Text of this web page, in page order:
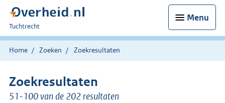
Menu
U
bent
hier:
Tuchtrecht
Home Zoeken Zoekresultaten
Zoekresultaten
51-100 van de 202 resultaten